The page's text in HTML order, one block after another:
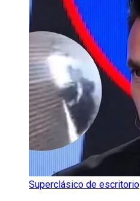
Superclásico de escritorio